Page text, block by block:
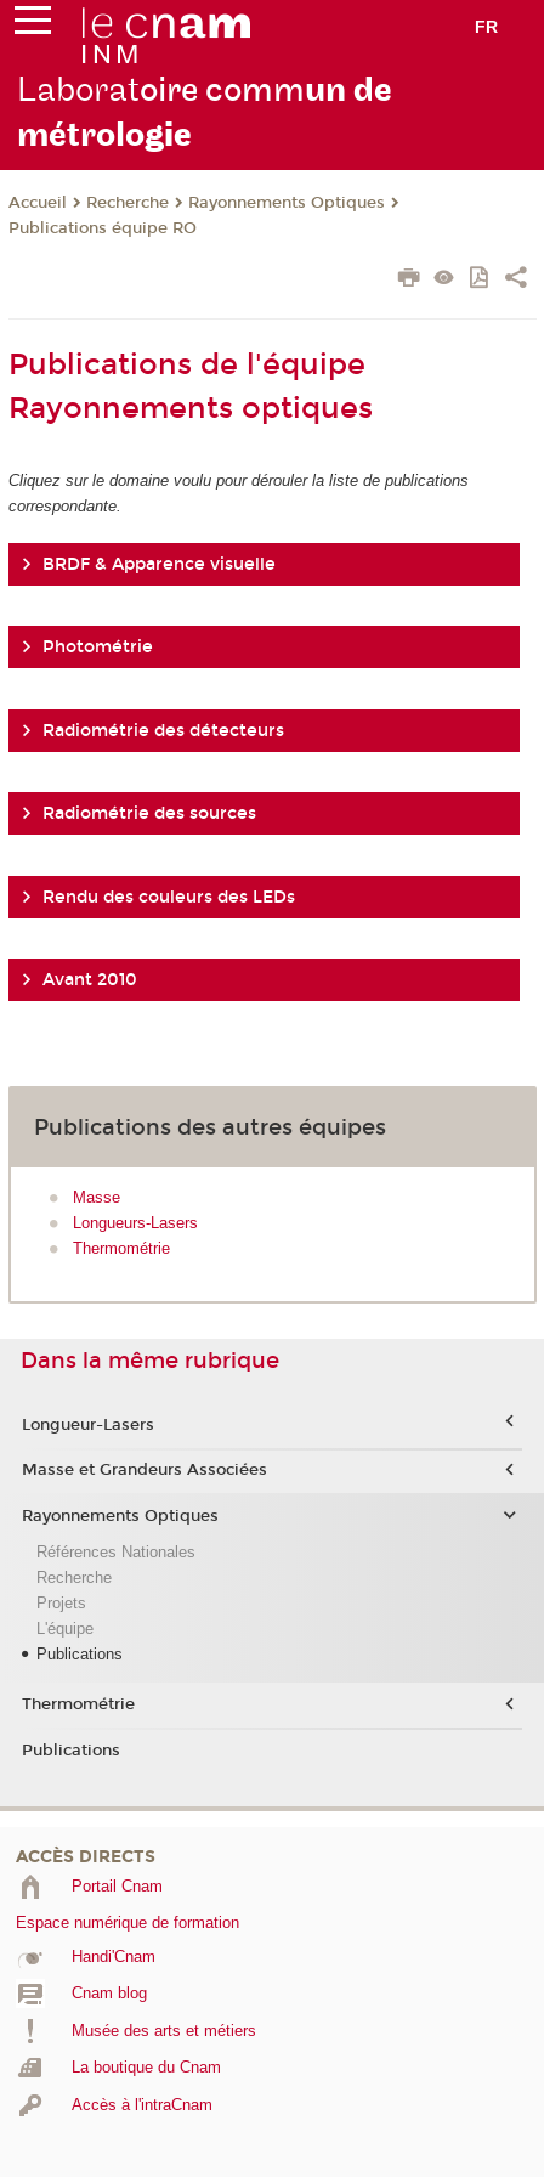
FR
Laboratoire commun de
métrologie
Accueil Recherche
Rayonnements Optiques
Publications équipe RO
Publications de l'équipe
Rayonnements optiques
Cliquez sur le domaine voulu pour dérouler la liste de publications
correspondante.
BRDF & Apparence visuelle
Photométrie
Radiométrie des détecteurs
Radiométrie des sources
Rendu des couleurs des LEDs
Avant 2010
Publications des autres équipes
Masse
Longueurs-Lasers
Thermométrie
Dans la même rubrique
Longueur-Lasers
Masse et Grandeurs Associées
Rayonnements Optiques
Références Nationales
Recherche
Projets
L'équipe
Publications
Thermométrie
Publications
ACCÈS DIRECTS
Portail Cnam
Espace numérique de formation
Handi'Cnam
Cnam blog
Musée des arts et métiers
La boutique du Cnam
Accès à l'intraCnam